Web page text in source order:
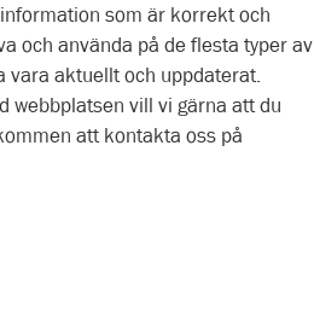
som är korrekt och
och använda på de flesta typer av
vara aktuellt och uppdaterat.
webbplatsen vill vi gärna att du
att kontakta oss på